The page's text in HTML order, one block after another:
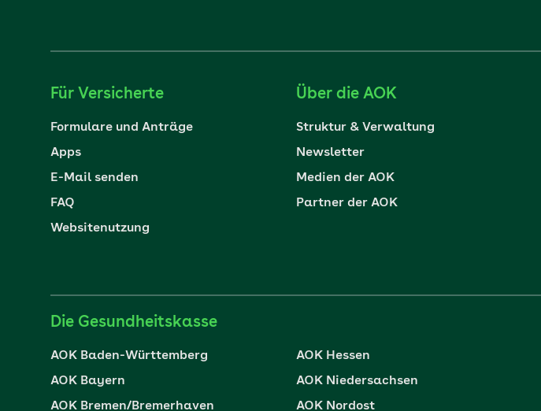
Für Versicherte
Formulare und Anträge
Apps
E-Mail senden
FAQ
Websitenutzung
Über die AOK
Struktur & Verwaltung
Newsletter
Medien der AOK
Partner der AOK
Die Gesundheitskasse
AOK Baden-Württemberg
AOK Bayern
AOK Bremen/Bremerhaven
AOK Hessen
AOK Niedersachsen
AOK Nordost